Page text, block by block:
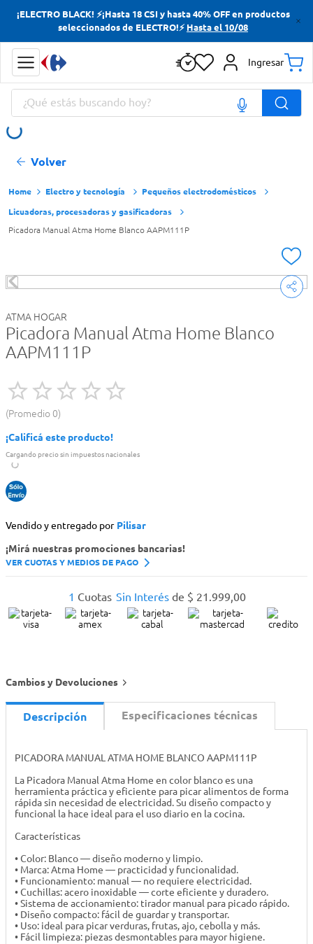
¡ELECTRO BLACK! ⚡¡Hasta 18 CSI y hasta 40% OFF en productos
seleccionados de ELECTRO!⚡ Hasta el 10/08
Ingresar
¿Qué estás buscando hoy?
Volver
Electro y tecnología
Pequeños electrodomésticos
Licuadoras, procesadoras y gasificadoras
Picadora Manual Atma Home Blanco AAPM111P
ATMA HOGAR
Picadora Manual Atma Home Blanco
AAPM111P
Promedio 0
¡Calificá este producto!
Cargando precio sin impuestos nacionales
Vendido y entregado por Pilisar
¡Mirá nuestras promociones bancarias!
VER CUOTAS Y MEDIOS DE PAGO
1 Cuotas Sin Interés de $ 21 .999,00
Cambios y Devoluciones
Descripción Especificaciones técnicas
PICADORA MANUAL ATMA HOME BLANCO AAPM111P
La Picadora Manual Atma Home en color blanco es una
herramienta práctica y eficiente para picar alimentos de forma
rápida sin necesidad de electricidad. Su diseño compacto y
funcional la hace ideal para el uso diario en la cocina.
Características
• Color: Blanco — diseño moderno y limpio.
• Marca: Atma Home — practicidad y funcionalidad.
• Funcionamiento: manual — no requiere electricidad.
• Cuchillas: acero inoxidable — corte eficiente y duradero.
• Sistema de accionamiento: tirador manual para picado rápido.
• Diseño compacto: fácil de guardar y transportar.
• Uso: ideal para picar verduras, frutas, ajo, cebolla y más.
• Fácil limpieza: piezas desmontables para mayor higiene.
Términos más buscados
Yerba
Cerveza
Papas Fritas
Términos más buscados
Yerba
Cerveza
Papas Fritas